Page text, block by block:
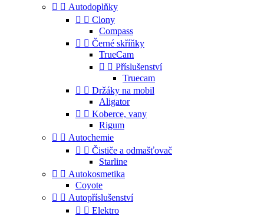
  Autodoplňky
  Clony
Compass
  Černé skříňky
TrueCam
  Příslušenství
Truecam
  Držáky na mobil
Aligator
  Koberce, vany
Rigum
  Autochemie
  Čističe a odmašťovač
Starline
  Autokosmetika
Coyote
  Autopříslušenství
  Elektro